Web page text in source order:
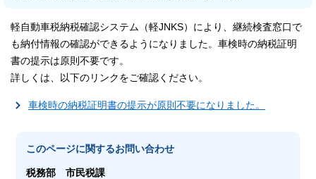
軽自動車税納税確認システム（軽JNKS）により、継続検査窓口で
も納付情報の確認ができるようになりました。車検時の納税証明
書の提示は原則不要です。
詳しくは、以下のリンクをご確認ください。
車検時の納税証明書の提示が原則不要になりました。
このページに関するお問い合わせ
税務部市民税課